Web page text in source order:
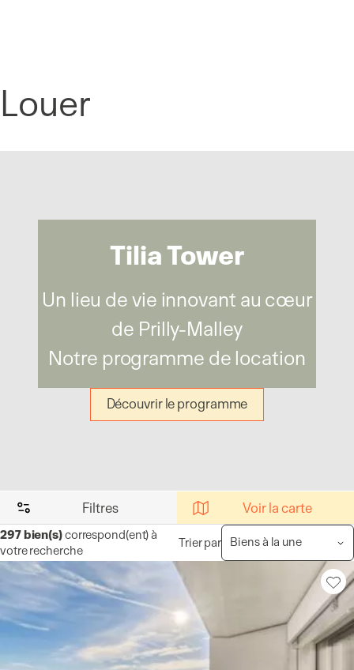
Louer
Tilia Tower
Un lieu de vie innovant au cœur
de Prilly-Malley
Notre programme de location
Découvrir le programme
Filtres Voir la carte
297bien(s)correspond(ent) à
votre recherche
Trier par